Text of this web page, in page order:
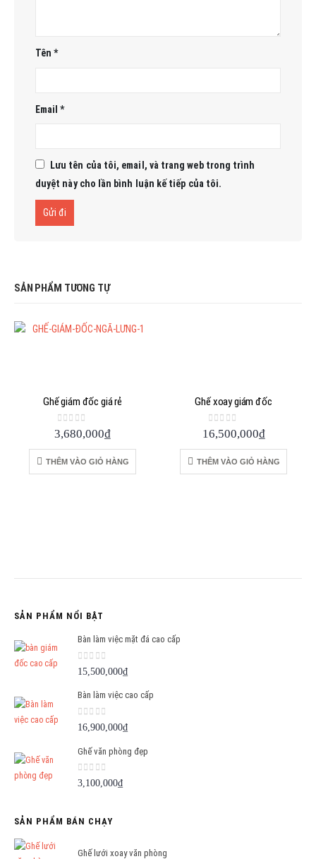
Tên*
Email*
Lưu tên của tôi, email, và trang web trong trình
duyệt này cho lần bình luận kế tiếp của tôi.
SẢN PHẨM TƯƠNG TỰ
Ghế giám đốc giá rẻ
0 out of 5
3,680,000₫
THÊM VÀO GIỎ HÀNG
Ghế xoay giám đốc
0out of 5
16,500,000₫
THÊM VÀO GIỎ HÀNG
SẢN PHẨM NỔI BẬT
Bàn làm việc mặt đá cao cấp
0 out of 5
15,500,000₫
Bàn làm việc cao cấp
0out of 5
16,900,000₫
Ghế văn phòng đẹp
0 out of 5
3,100,000₫
SẢN PHẨM BÁN CHẠY
Ghế lưới xoay văn phòng